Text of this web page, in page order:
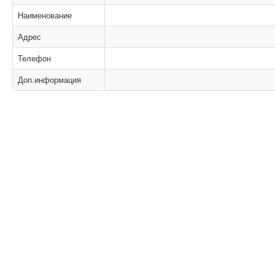
Наименование
Адрес
Телефон
Доп.информация